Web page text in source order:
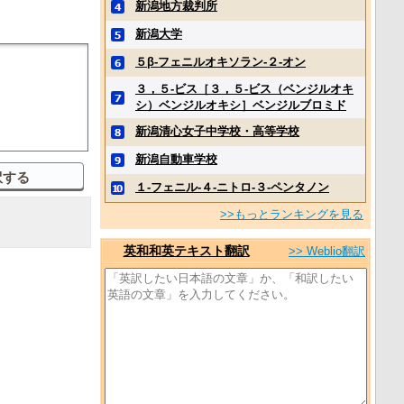
新潟地方裁判所
新潟大学
５β‐フェニルオキソラン‐２‐オン
３，５‐ビス［３，５‐ビス（ベンジルオキ
シ）ベンジルオキシ］ベンジルブロミド
新潟清心女子中学校・高等学校
新潟自動車学校
１‐フェニル‐４‐ニトロ‐３‐ペンタノン
>>もっとランキングを見る
英和和英テキスト翻訳 >> Weblio翻訳